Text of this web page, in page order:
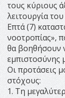
τους κύριους
λειτουργία
Επτά (7)
νοοτροπίας»,
θα βοηθήσουν
εμπιστοσύνης
Οι προτάσεις
στόχους:
1. Τη